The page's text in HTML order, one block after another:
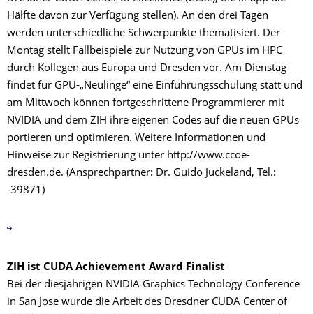
Hälfte davon zur Verfügung stellen). An den drei Tagen
werden unterschiedliche Schwerpunkte thematisiert. Der
Montag stellt Fallbeispiele zur Nutzung von GPUs im HPC
durch Kollegen aus Europa und Dresden vor. Am Dienstag
findet für GPU-„Neulinge“ eine Einführungsschulung statt und
am Mittwoch können fortgeschrittene Programmierer mit
NVIDIA und dem ZIH ihre eigenen Codes auf die neuen GPUs
portieren und optimieren. Weitere Informationen und
Hinweise zur Registrierung unter http://www.ccoe-
dresden.de. (Ansprechpartner: Dr. Guido Juckeland, Tel.:
-39871)
ZIH ist CUDA Achievement Award Finalist
Bei der diesjährigen NVIDIA Graphics Technology Conference
in San Jose wurde die Arbeit des Dresdner CUDA Center of